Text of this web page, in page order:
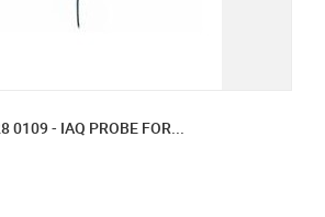
0109 - IAQ PROBE FOR...